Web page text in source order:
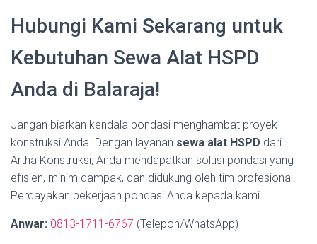
Hubungi Kami Sekarang untuk
Kebutuhan Sewa Alat HSPD
Anda di Balaraja!
Jangan biarkan kendala pondasi menghambat proyek
konstruksi Anda. Dengan layanan sewa alat HSPD dari
Artha Konstruksi, Anda mendapatkan solusi pondasi yang
efisien, minim dampak, dan didukung oleh tim profesional.
Percayakan pekerjaan pondasi Anda kepada kami.
Anwar: 0813-1711-6767 (Telepon/WhatsApp)